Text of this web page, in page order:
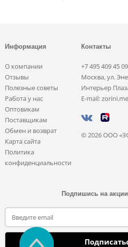
Информация
О компании
Отзывы
Полезные советы
Работа у нас
Оптовикам
Поставщикам
Обмен и возврат
Карта сайта
Политика
конфиденциальности
Контакты
+7 495 409 45 09
Москва, ул.
Интерьер
E-mail:
© 2026 ООО
Подпишись на